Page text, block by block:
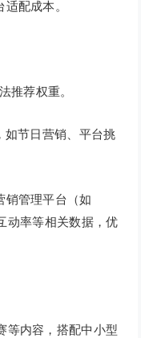
配成本。
推荐权重。
如节日营销、平台挑
销管理平台（如
动率等相关数据，优
等内容，搭配中小型